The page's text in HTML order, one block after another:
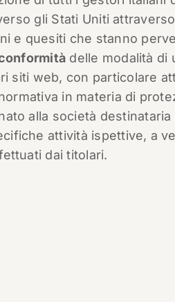
gli Stati Uniti
e quesiti che stanno
delle modalità di
siti web, con particolare
in materia di
alla società
attività ispettive, a
dai titolari.